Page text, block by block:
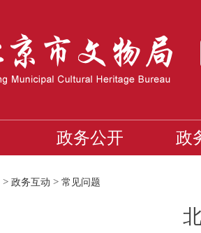
政务公开 政
> 政务互动 > 常见问题